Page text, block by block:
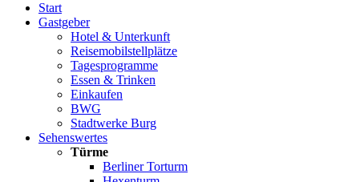
Start
Gastgeber
Hotel & Unterkunft
Reisemobilstellplätze
Tagesprogramme
Essen & Trinken
Einkaufen
BWG
Stadtwerke Burg
Sehenswertes
Türme
Berliner Torturm